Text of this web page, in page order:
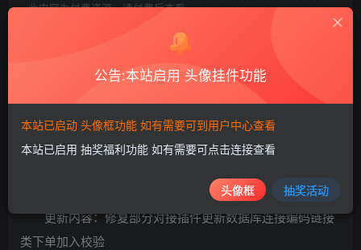
此内容为付费资源，请付费后查看
5 ￥
赞助用户￥1.5 超级赞助 免费
登录购买
最新完整免授权彩虹源码（多模板+小储云商城模板）
6.7.5亲测，无差错，免授权，功能齐全，模板齐全
更新内容：修复部分对接插件更新数据库连接编码链接
类下单加入校验
公告:本站启用 头像挂件功能
本站已启动 头像框功能 如有需要可到用户中心查看
本站已启用 抽奖福利功能 如有需要可点击连接查看
头像框 抽奖活动